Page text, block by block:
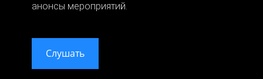
анонсы мероприятий.
Слушать